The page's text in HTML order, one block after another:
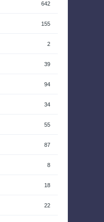
642
155
2
39
94
34
55
87
8
18
22